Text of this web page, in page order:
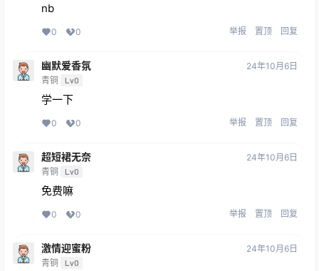
nb
0 0 举报 置顶 回复
幽默爱香氛
青铜 Lv0
24年10月6日
学一下
0 0 举报 置顶 回复
超短裙无奈
青铜 Lv0
24年10月6日
免费嘛
0 0 举报 置顶 回复
激情迎蜜粉
青铜 Lv0
24年10月6日